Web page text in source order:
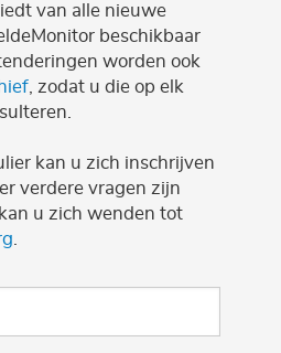
van alle nieuwe
beschikbaar
worden ook
, zodat u die op elk
kan u zich inschrijven
verdere vragen zijn
u zich wenden tot